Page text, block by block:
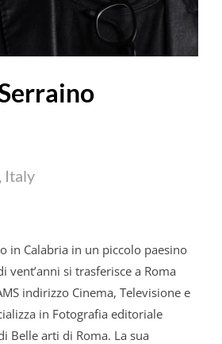
Italy
in Calabria in un piccolo paesino
vent’anni si trasferisce a Roma
indirizzo Cinema, Televisione e
in Fotografia editoriale
Belle arti di Roma. La sua